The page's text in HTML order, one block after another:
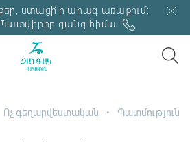
ստացի՛ր արագ առաքում:
Պատվիրիր զանգ հիմա
Ոչ գեղարվեստական Պատմություն